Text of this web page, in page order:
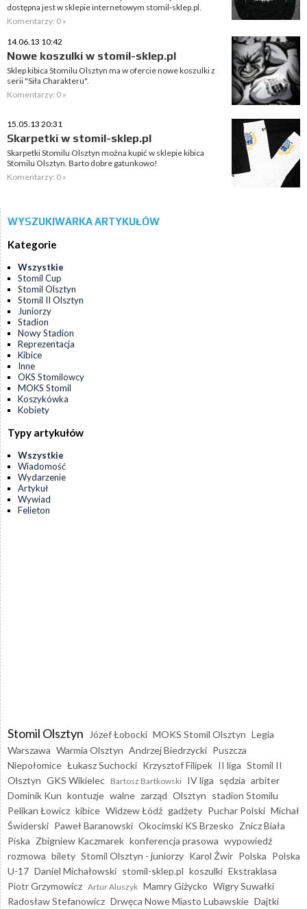
dostępna jest w sklepie internetowym stomil-sklep.pl.
Komentarzy: 0 »
14.06.13 10:42
Nowe koszulki w stomil-sklep.pl
Sklep kibica Stomilu Olsztyn ma w ofercie nowe koszulki z
serii "Siła Charakteru".
Komentarzy: 0 »
15.05.13 20:31
Skarpetki w stomil-sklep.pl
Skarpetki Stomilu Olsztyn można kupić w sklepie kibica
Stomilu Olsztyn. Barto dobre gatunkowo!
Komentarzy: 0 »
WYSZUKIWARKA ARTYKUŁÓW
Kategorie
Wszystkie
Stomil Cup
Stomil Olsztyn
Stomil II Olsztyn
Juniorzy
Stadion
Nowy Stadion
Reprezentacja
Kibice
Inne
OKS Stomilowcy
MOKS Stomil
Koszykówka
Kobiety
Typy artykułów
Wszystkie
Wiadomość
Wydarzenie
Artykuł
Wywiad
Felieton
Stomil Olsztyn Józef Łobocki MOKS Stomil Olsztyn Legia
Warszawa Warmia Olsztyn Andrzej Biedrzycki Puszcza
Niepołomice Łukasz Suchocki Krzysztof Filipek II liga Stomil II
Olsztyn GKS Wikielec Bartosz Bartkowski IV liga sędzia arbiter
Dominik Kun kontuzje walne zarząd Olsztyn stadion Stomilu
Pelikan Łowicz kibice Widzew Łódź gadżety Puchar Polski Michał
Świderski Paweł Baranowski Okocimski KS Brzesko Znicz Biała
Piska Zbigniew Kaczmarek konferencja prasowa wypowiedź
rozmowa bilety Stomil Olsztyn - juniorzy Karol Żwir Polska Polska
U-17 Daniel Michałowski stomil-sklep.pl koszulki Ekstraklasa
Piotr Grzymowicz Artur Aluszyk Mamry Giżycko Wigry Suwałki
Radosław Stefanowicz Drwęca Nowe Miasto Lubawskie Dajtki